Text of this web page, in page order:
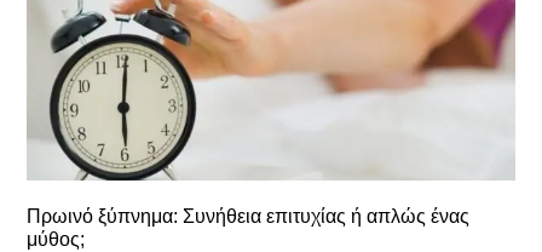
Πρωινό ξύπνημα: Συνήθεια επιτυχίας ή απλώς ένας
μύθος;